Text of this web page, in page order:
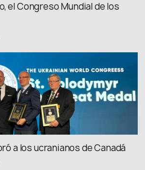
el Congreso Mundial de los
a los ucranianos de Canadá